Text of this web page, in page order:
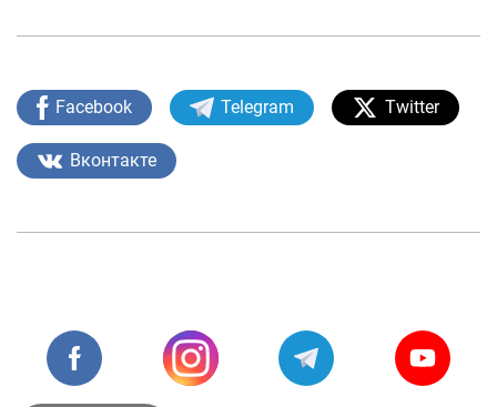
Facebook Telegram Twitter
Вконтакте